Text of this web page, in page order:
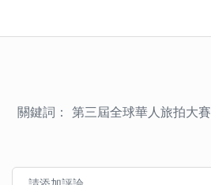
關鍵詞： 第三屆全球華人旅拍大